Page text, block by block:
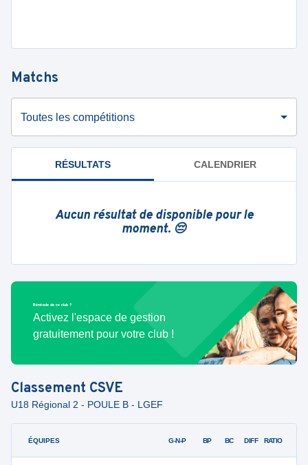
Matchs
Toutes les compétitions
RÉSULTATS CALENDRIER
Aucun résultat de disponible pour le
moment. 😔
Bénévole de ce club ?
Activez l'espace de gestion
gratuitement pour votre club !
Classement CSVE
U18 Régional 2 - POULE B - LGEF
ÉQUIPES G-N-P BP BC DIFF RATIO